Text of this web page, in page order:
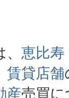
、 恵比寿
賃貸店舗
産売買